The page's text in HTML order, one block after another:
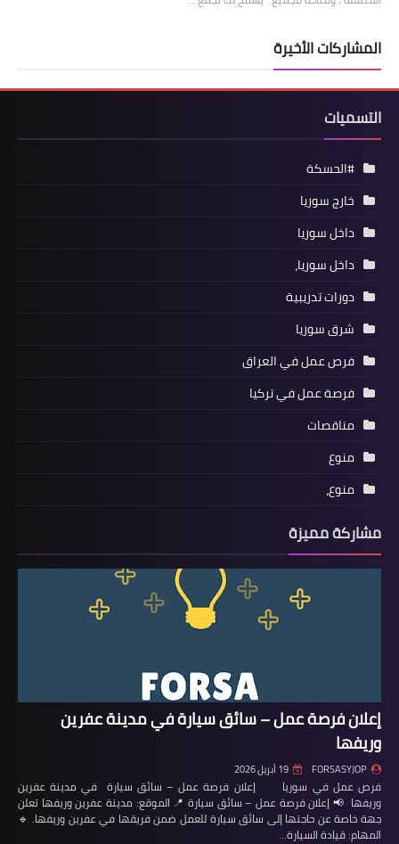
المشاركات الأخيرة
التسميات
#الحسكة
خارج سوريا
داخل سوريا
داخل سوريا،
دورات تدريبية
شرق سوريا
فرص عمل في العراق
فرصة عمل في تركيا
مناقصات
منوع
منوع،
مشاركة مميزة
إعلان فرصة عمل – سائق سيارة في مدينة عفرين
وريفها
FORSASYJOP 19 أبريل 2026
فرص عمل في سوريا إعلان فرصة عمل – سائق سيارة في مدينة عفرين
وريفها 📢 إعلان فرصة عمل – سائق سيارة 📍 الموقع: مدينة عفرين وريفها تعلن
جهة خاصة عن حاجتها إلى سائق سيارة للعمل ضمن فريقها في عفرين وريفها. 🔹
المهام: قيادة السيارة…